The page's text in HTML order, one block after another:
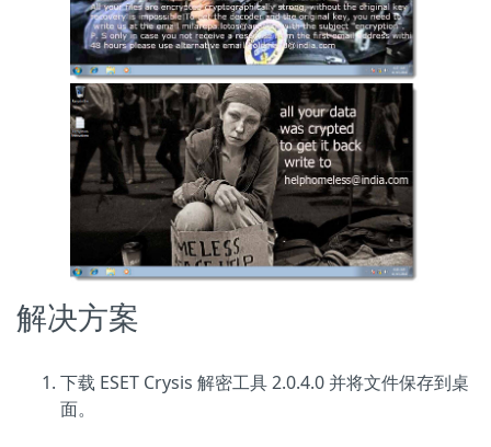
解决方案
下载 ESET Crysis 解密工具 2.0.4.0 并将文件保存到桌
面。